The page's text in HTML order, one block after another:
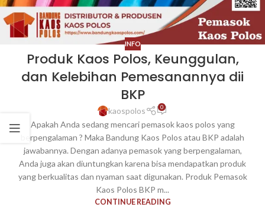
INFO
Produk Kaos Polos, Keunggulan,
dan Kelebihan Pemesanannya dii
BKP
kaospolos 0
Apakah Anda sedang mencari pemasok kaos polos yang
berpengalaman ? Maka Bandung Kaos Polos atau BKP adalah
jawabannya. Dengan adanya pemasok yang berpengalaman,
Anda juga akan diuntungkan karena bisa mendapatkan produk
yang berkualitas dan nyaman saat digunakan. Produk Pemasok
Kaos Polos BKP m...
CONTINUE READING